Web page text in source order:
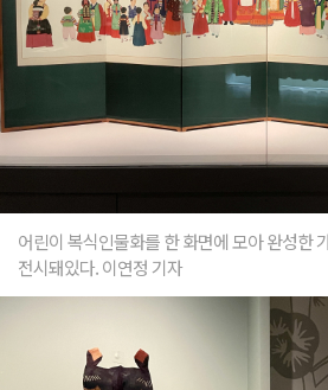
어린이 복식인물화를 한 화면에 모아 완성한
전시돼있다. 이연정 기자